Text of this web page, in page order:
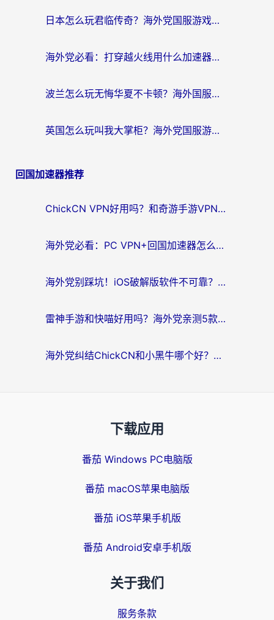
日本怎么玩君临传奇？海外党国服游戏加速避坑指南（附菲律宾欧洲玩家实测）
海外党必看：打穿越火线用什么加速器？解决延迟卡顿，还能玩奇妙拼图世界和第五人格
波兰怎么玩无悔华夏不卡顿？海外国服游戏加速器终极指南（附征途2萤火突击解决方案）
英国怎么玩叫我大掌柜？海外党国服游戏加速避坑指南（附实测推荐）
回国加速器推荐
ChickCN VPN好用吗？和奇游手游VPN对比哪个回国效果更好？海外党亲测实用指南
海外党必看：PC VPN+回国加速器怎么选？无缝访问国内资源全攻略
海外党别踩坑！iOS破解版软件不可靠？教你选对回国加速器无缝看国内资源
雷神手游和快喵好用吗？海外党亲测5款回国加速器，附斧牛Bling对比+微信视频号解决办法
海外党纠结ChickCN和小黑牛哪个好？一篇帮你选对回国加速器的实用指南
下载应用
番茄 Windows PC电脑版
番茄 macOS苹果电脑版
番茄 iOS苹果手机版
番茄 Android安卓手机版
关于我们
服务条款